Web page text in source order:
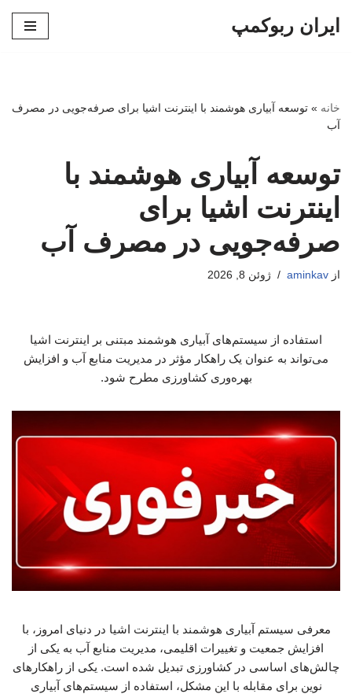
ایران ربوکمپ
خانه » توسعه آبیاری هوشمند با اینترنت اشیا برای صرفه‌جویی در مصرف
آب
توسعه آبیاری هوشمند با
اینترنت اشیا برای
صرفه‌جویی در مصرف آب
از aminkav ژوئن 8, 2026
استفاده از سیستم‌های آبیاری هوشمند مبتنی بر اینترنت اشیا
می‌تواند به عنوان یک راهکار مؤثر در مدیریت منابع آب و افزایش
بهره‌وری کشاورزی مطرح شود.
معرفی سیستم آبیاری هوشمند با اینترنت اشیا در دنیای امروز، با
افزایش جمعیت و تغییرات اقلیمی، مدیریت منابع آب به یکی از
چالش‌های اساسی در کشاورزی تبدیل شده است. یکی از راهکارهای
نوین برای مقابله با این مشکل، استفاده از سیستم‌های آبیاری